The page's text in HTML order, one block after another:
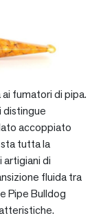
fumatori di pipa.
distingue
accoppiato
tutta la
di
fluida tra
Pipe Bulldog